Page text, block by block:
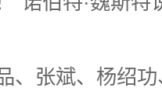
、张斌、杨绍